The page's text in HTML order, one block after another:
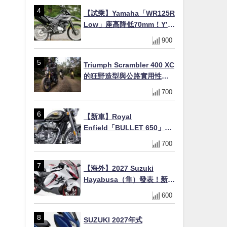
美元起
【試乘】Yamaha「WR125R
Low」座高降低70mm！Y’s
Gear低座高座墊×低座高連桿
×腳踏著地感大幅改善，越野
900
Triumph Scrambler 400 XC
的狂野造型與公路實用性的
700
【新車】Royal
Enfield「BULLET 650」8
月27日日本發售（98萬日圓
～）！648cc空冷並列雙缸×
色
700
【海外】2027 Suzuki
Hayabusa（隼）發表！新增
Special Edition 特仕版，全
新珍珠白塗裝與專屬配備登
600
SUZUKI 2027年式